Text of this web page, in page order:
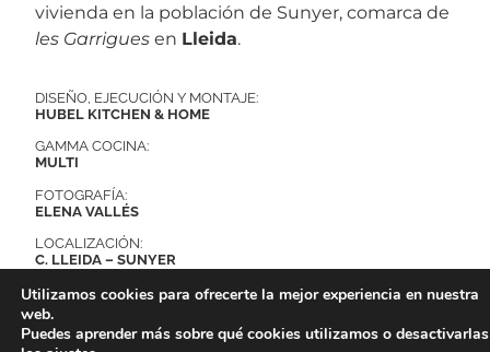
vivienda en la población de Sunyer, comarca de
les Garrigues en Lleida.
DISEÑO, EJECUCIÓN Y MONTAJE:
HUBEL KITCHEN & HOME
GAMMA COCINA:
MULTI
FOTOGRAFÍA:
ELENA VALLÉS
LOCALIZACIÓN:
C. LLEIDA – SUNYER
Utilizamos cookies para ofrecerte la mejor experiencia en nuestra
web.
Puedes aprender más sobre qué cookies utilizamos o